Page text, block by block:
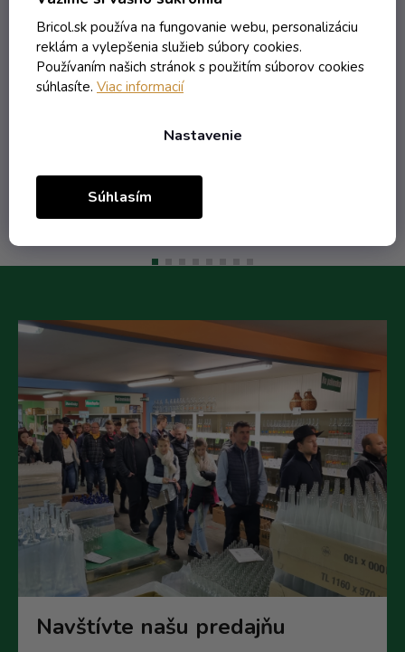
Bricol.sk používa na fungovanie webu, personalizáciu
reklám a vylepšenia služieb súbory cookies.
Používaním našich stránok s použitím súborov cookies
súhlasíte. Viac informacií
Nastavenie
Súhlasím
Skladom
Navštívte našu predajňu